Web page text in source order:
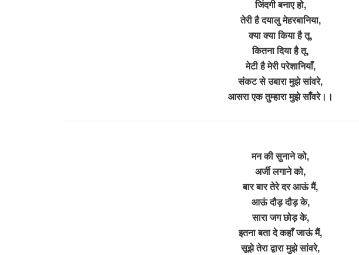
जिंदगी बनाए हो,
तेरी है दयालु मेहरबानिया,
क्या क्या किया है तू,
कितना दिया है तू,
मेटी है मेरी परेशानियाँ,
संकट से उबारा मुझे सांवरे,
आसरा एक तुम्हारा मुझे साँवरे।।
मन की सुनाने को,
अर्जी लगाने को,
बार बार तेरे दर आऊं मैं,
आऊं दौड़ दौड़ के,
सारा जग छोड़ के,
इतना बता दे कहाँ जाऊं मैं,
सूझे तेरा द्वारा मुझे सांवरे,